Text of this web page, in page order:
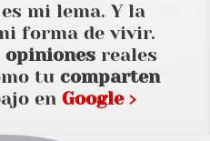
mi lema. Y la
forma de vivir.
opiniones reales
tucomparten
en Google ›